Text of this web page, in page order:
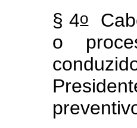
§ 4o
o